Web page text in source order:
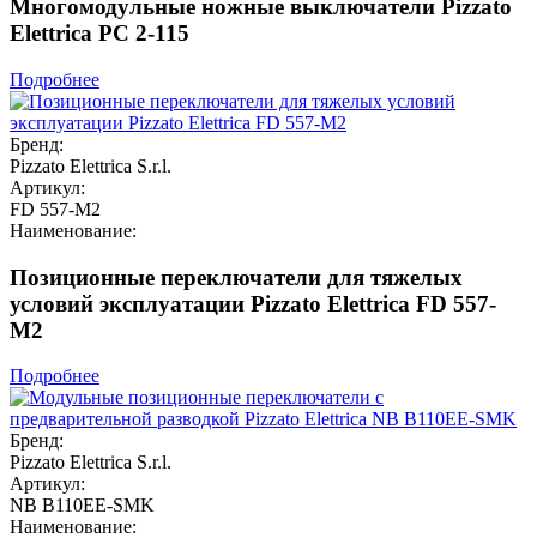
Многомодульные ножные выключатели Pizzato
Elettrica PC 2-115
Подробнее
Бренд:
Pizzato Elettrica S.r.l.
Артикул:
FD 557-M2
Наименование:
Позиционные переключатели для тяжелых
условий эксплуатации Pizzato Elettrica FD 557-
M2
Подробнее
Бренд:
Pizzato Elettrica S.r.l.
Артикул:
NB B110EE-SMK
Наименование: